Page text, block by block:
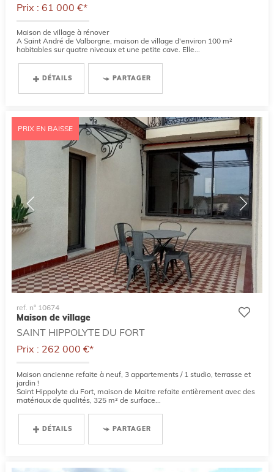
Prix : 61 000 €*
Maison de village à rénover
A Saint André de Valborgne, maison de village d'environ 100 m²
habitables sur quatre niveaux et une petite cave. Elle...
DÉTAILS PARTAGER
PRIX EN BAISSE
ref. n° 10674
Maison de village
SAINT HIPPOLYTE DU FORT
Prix : 262 000 €*
Maison ancienne refaite à neuf, 3 appartements / 1 studio, terrasse et
jardin !
Saint Hippolyte du Fort, maison de Maitre refaite entièrement avec des
matériaux de qualités, 325 m² de surface...
DÉTAILS PARTAGER